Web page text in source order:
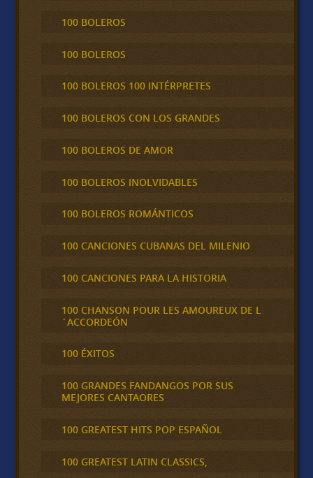
100 BOLEROS
100 BOLEROS
100 BOLEROS 100 INTÉRPRETES
100 BOLEROS CON LOS GRANDES
100 BOLEROS DE AMOR
100 BOLEROS INOLVIDABLES
100 BOLEROS ROMÁNTICOS
100 CANCIONES CUBANAS DEL MILENIO
100 CANCIONES PARA LA HISTORIA
100 CHANSON POUR LES AMOUREUX DE L
´ACCORDEÓN
100 ÉXITOS
100 GRANDES FANDANGOS POR SUS
MEJORES CANTAORES
100 GREATEST HITS POP ESPAÑOL
100 GREATEST LATIN CLASSICS,